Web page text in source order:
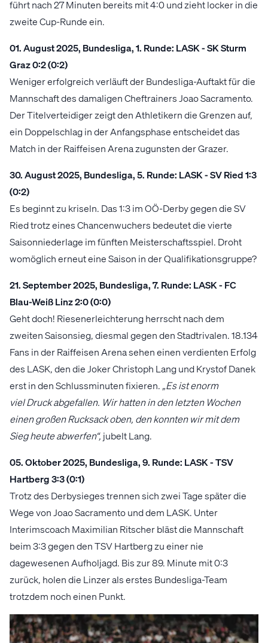
führt nach 27 Minuten bereits mit 4:0 und zieht locker in die
zweite Cup-Runde ein.
01. August 2025, Bundesliga, 1. Runde: LASK - SK Sturm
Graz 0:2 (0:2)
Weniger erfolgreich verläuft der Bundesliga-Auftakt für die
Mannschaft des damaligen Cheftrainers Joao Sacramento.
Der Titelverteidiger zeigt den Athletikern die Grenzen auf,
ein Doppelschlag in der Anfangsphase entscheidet das
Match in der Raiffeisen Arena zugunsten der Grazer.
30. August 2025, Bundesliga, 5. Runde: LASK - SV Ried 1:3
(0:2)
Es beginnt zu kriseln. Das 1:3 im OÖ-Derby gegen die SV
Ried trotz eines Chancenwuchers bedeutet die vierte
Saisonniederlage im fünften Meisterschaftsspiel. Droht
womöglich erneut eine Saison in der Qualifikationsgruppe?
21. September 2025, Bundesliga, 7. Runde: LASK - FC
Blau-Weiß Linz 2:0 (0:0)
Geht doch! Riesenerleichterung herrscht nach dem
zweiten Saisonsieg, diesmal gegen den Stadtrivalen. 18.134
Fans in der Raiffeisen Arena sehen einen verdienten Erfolg
des LASK, den die Joker Christoph Lang und Krystof Danek
erst in den Schlussminuten fixieren. „Es ist enorm
viel Druck abgefallen. Wir hatten in den letzten Wochen
einen großen Rucksack oben, den konnten wir mit dem
Sieg heute abwerfen“, jubelt Lang.
05. Oktober 2025, Bundesliga, 9. Runde: LASK - TSV
Hartberg 3:3 (0:1)
Trotz des Derbysieges trennen sich zwei Tage später die
Wege von Joao Sacramento und dem LASK. Unter
Interimscoach Maximilian Ritscher bläst die Mannschaft
beim 3:3 gegen den TSV Hartberg zu einer nie
dagewesenen Aufholjagd. Bis zur 89. Minute mit 0:3
zurück, holen die Linzer als erstes Bundesliga-Team
trotzdem noch einen Punkt.